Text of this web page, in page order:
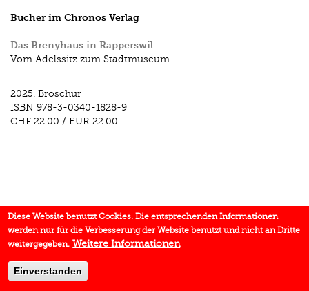
Bücher im Chronos Verlag
Das Brenyhaus in Rapperswil
Vom Adelssitz zum Stadtmuseum
2025. Broschur
ISBN 978-3-0340-1828-9
CHF 22.00 / EUR 22.00
Diese Website benutzt Cookies. Die entsprechenden Informationen
werden nur für die Verbesserung der Website benutzt und nicht an Dritte
weitergegeben. Weitere Informationen
Einverstanden